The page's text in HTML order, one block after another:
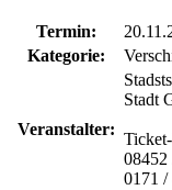
Termin:
Kategorie:
Veranstalter:
Stadt
08452
0171 /